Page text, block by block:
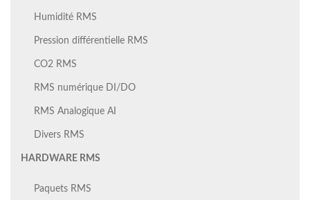
Humidité RMS
Pression différentielle RMS
CO2 RMS
RMS numérique DI/DO
RMS Analogique AI
Divers RMS
HARDWARE RMS
Paquets RMS